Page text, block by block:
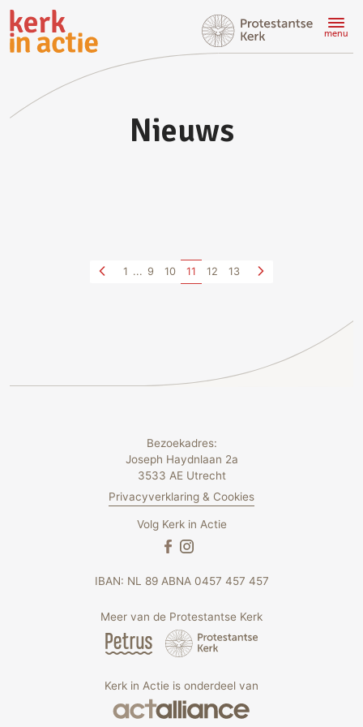
Doorgaan
naar
hoofdinhoud
menu
Nieuws
1 ... 9 10 11 12 13
Bezoekadres:
Joseph Haydnlaan 2a
3533 AE Utrecht
Privacyverklaring & Cookies
Volg Kerk in Actie
IBAN: NL 89 ABNA 0457 457 457
Meer van de Protestantse Kerk
Kerk in Actie is onderdeel van